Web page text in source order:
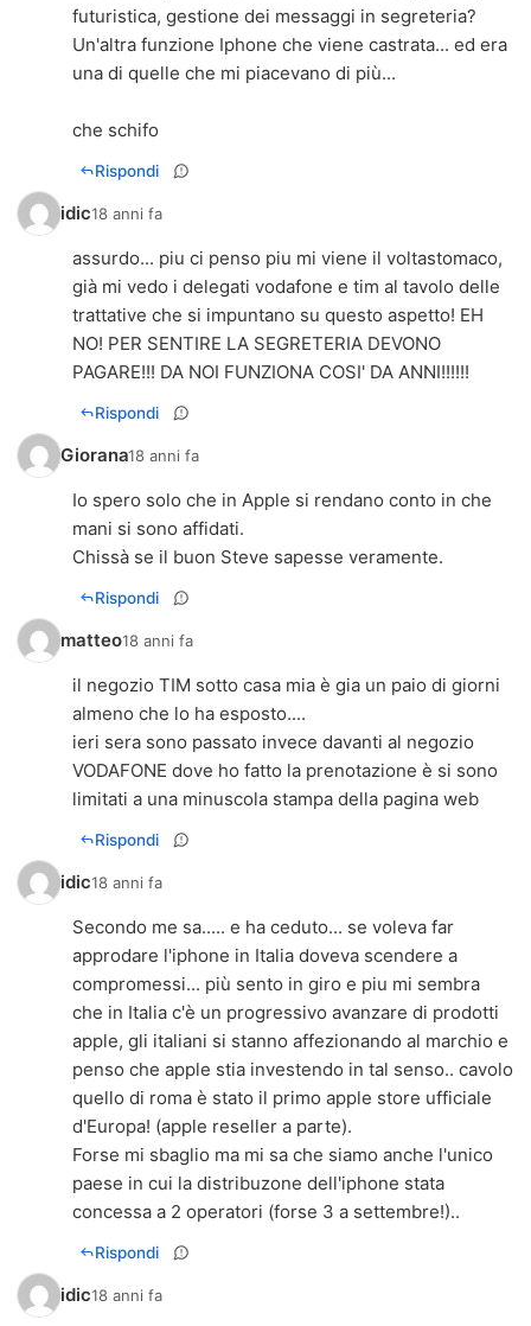
futuristica, gestione dei messaggi in segreteria?
Un'altra funzione Iphone che viene castrata... ed era
una di quelle che mi piacevano di più...
che schifo
Rispondi
idic18 anni fa
assurdo... piu ci penso piu mi viene il voltastomaco,
già mi vedo i delegati vodafone e tim al tavolo delle
trattative che si impuntano su questo aspetto! EH
NO! PER SENTIRE LA SEGRETERIA DEVONO
PAGARE!!! DA NOI FUNZIONA COSI' DA ANNI!!!!!!
Rispondi
Giorana18 anni fa
Io spero solo che in Apple si rendano conto in che
mani si sono affidati.
Chissà se il buon Steve sapesse veramente.
Rispondi
matteo18 anni fa
il negozio TIM sotto casa mia è gia un paio di giorni
almeno che lo ha esposto....
ieri sera sono passato invece davanti al negozio
VODAFONE dove ho fatto la prenotazione è si sono
limitati a una minuscola stampa della pagina web
Rispondi
idic18 anni fa
Secondo me sa..... e ha ceduto... se voleva far
approdare l'iphone in Italia doveva scendere a
compromessi... più sento in giro e piu mi sembra
che in Italia c'è un progressivo avanzare di prodotti
apple, gli italiani si stanno affezionando al marchio e
penso che apple stia investendo in tal senso.. cavolo
quello di roma è stato il primo apple store ufficiale
d'Europa! (apple reseller a parte).
Forse mi sbaglio ma mi sa che siamo anche l'unico
paese in cui la distribuzone dell'iphone stata
concessa a 2 operatori (forse 3 a settembre!)..
Rispondi
idic18 anni fa